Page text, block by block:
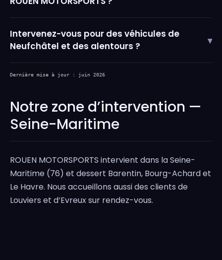
Intervenez-vous pour des véhicules de
Neufchâtel et des alentours ?
▾
Dernière mise à jour : juin 2026
Notre zone d’intervention —
Seine-Maritime
ROUEN MOTORSPORTS intervient dans la Seine-
Maritime (76) et dessert Barentin, Bourg-Achard et
Le Havre. Nous accueillons aussi des clients de
Louviers et d’Evreux sur rendez-vous.